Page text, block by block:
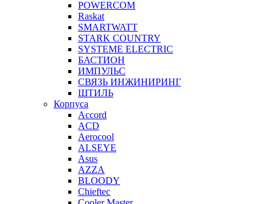
POWERCOM
Raskat
SMARTWATT
STARK COUNTRY
SYSTEME ELECTRIC
БАСТИОН
ИМПУЛЬС
СВЯЗЬ ИНЖИНИРИНГ
ШТИЛЬ
Корпуса
Accord
ACD
Aerocool
ALSEYE
Asus
AZZA
BLOODY
Chieftec